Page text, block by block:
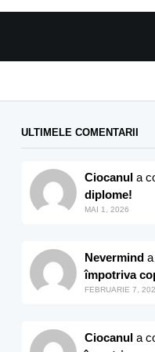
ULTIMELE COMENTARII
Ciocanul a
diplome!
MAI 1, 2026
Nevermind
împotriva
FEBRUARIE 7,
Ciocanul a